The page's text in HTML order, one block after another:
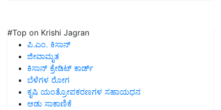
#Top on Krishi Jagran
ಪಿ.ಎಂ. ಕಿಸಾನ್
ಜೀವಾಮೃತ
ಕಿಸಾನ್ ಕ್ರೇಡಿಟ್ ಕಾರ್ಡ್
ಬೆಳೆಗಳ ರೋಗ
ಕೃಷಿ ಯಂತ್ರೋಪಕರಣಗಳ ಸಹಾಯಧನ
ಆಡು ಸಾಕಾಣಿಕೆ